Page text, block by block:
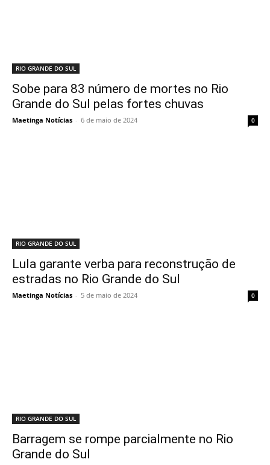
RIO GRANDE DO SUL
Sobe para 83 número de mortes no Rio
Grande do Sul pelas fortes chuvas
Maetinga Notícias - 6 de maio de 2024 0
RIO GRANDE DO SUL
Lula garante verba para reconstrução de
estradas no Rio Grande do Sul
Maetinga Notícias - 5 de maio de 2024 0
RIO GRANDE DO SUL
Barragem se rompe parcialmente no Rio
Grande do Sul